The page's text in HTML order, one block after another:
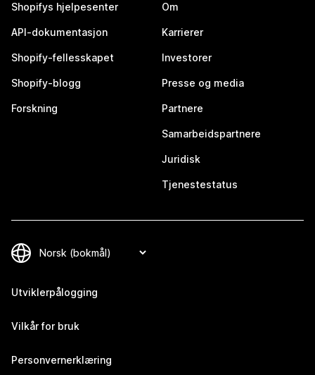
Shopifys hjelpesenter
API-dokumentasjon
Shopify-fellesskapet
Shopify-blogg
Forskning
Om
Karrierer
Investorer
Presse og media
Partnere
Samarbeidspartnere
Juridisk
Tjenestestatus
Utviklerpålogging
Vilkår for bruk
Personvernerklæring